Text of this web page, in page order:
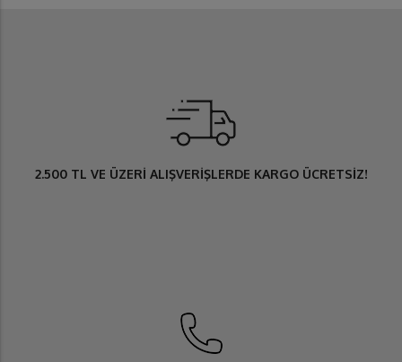
2.500 TL VE ÜZERİ ALIŞVERİŞLERDE KARGO ÜCRETSİZ!